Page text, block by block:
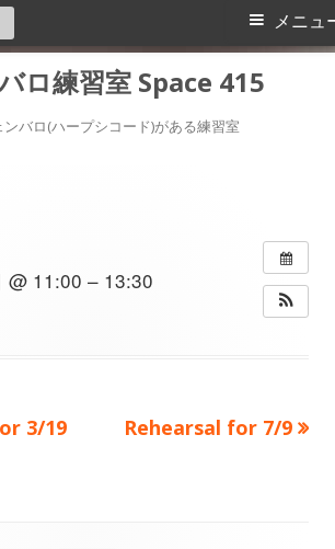
ロ練習室 Space 415
バロ(ハープシコード)がある練習室
メニュ
検
索:
@ 11:00 – 13:30
3/19
次
Rehearsal for 7/9